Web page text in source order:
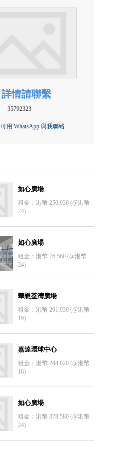
詳情請聯繫
35792323
可用 WhatsApp 與我聯絡
如心廣場
租金：港幣 250,030 (@港幣
24)
如心廣場
租金：港幣 76,560 (@港幣
24)
華懋荃灣廣場
租金：港幣 201,930 (@港幣
19)
嘉達環球中心
租金：港幣 244,020 (@港幣
16)
如心廣場
租金：港幣 378,580 (@港幣
24)